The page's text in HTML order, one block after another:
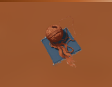
Перейти
контенту